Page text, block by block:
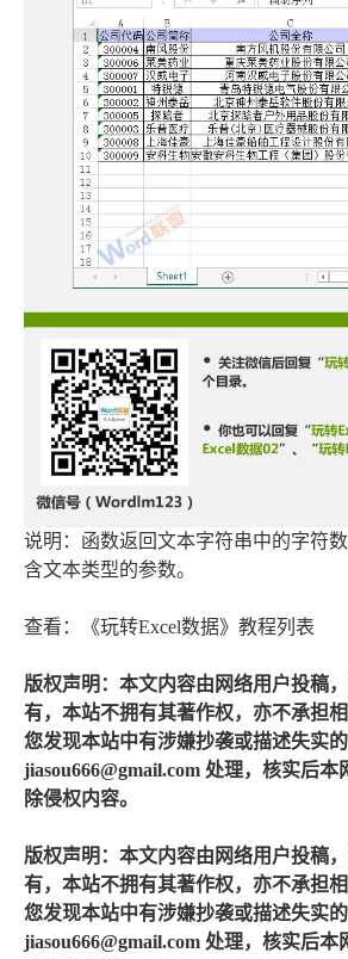
说明：函数返回文本字符串中的字符
含文本类型的参数。
查看：《玩转Excel数据》教程列表
版权声明：本文内容由网络用户投稿
有，本站不拥有其著作权，亦不承担
您发现本站中有涉嫌抄袭或描述失实
jiasou666@gmail.com 处理，核实后本
除侵权内容。
版权声明：本文内容由网络用户投稿
有，本站不拥有其著作权，亦不承担
您发现本站中有涉嫌抄袭或描述失实
jiasou666@gmail.com 处理，核实后本